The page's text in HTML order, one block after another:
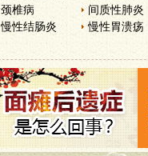
颈椎病
间质性肺炎
慢性结肠炎
慢性胃溃疡